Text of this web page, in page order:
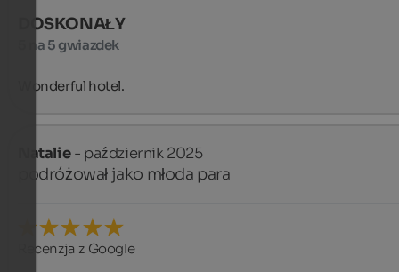
DOSKONAŁY
5 na 5 gwiazdek
Wonderful hotel.
Natalie- październik 2025
podróżował jako młoda para
Recenzja z Google